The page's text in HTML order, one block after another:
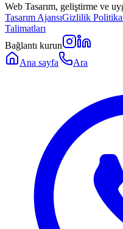
Web Tasarım, geliştirme ve
Tasarım AjansıGizlilik
Talimatları
Bağlantı kurun
Ana sayfa
Ara